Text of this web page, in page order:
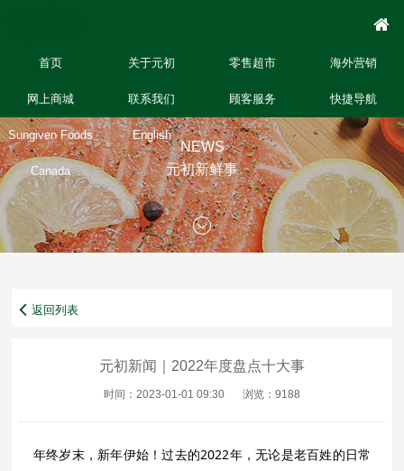
首页 关于元初 零售超市 海外营销
网上商城 联系我们 顾客服务 快捷导航
Sungiven Foods
Canada
English
NEWS
元初新鲜事
返回列表
元初新闻｜2022年度盘点十大事
时间：2023-01-01 09:30 浏览：9188
年终岁末，新年伊始！过去的2022年，无论是老百姓的日常